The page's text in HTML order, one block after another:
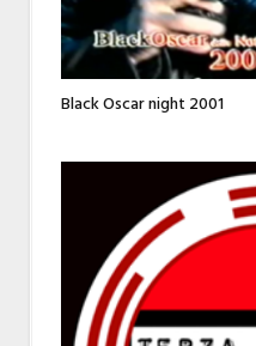
Black Oscar night 2001